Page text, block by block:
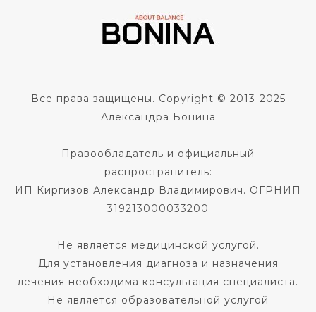
Все права защищены. Copyright © 2013-2025
Александра Бонина
Правообладатель и официальный
распространитель:
ИП Киргизов Александр Владимирович. ОГРНИП
319213000033200
Не является медицинской услугой.
Для установления диагноза и назначения
лечения необходима консультация специалиста.
Не является образовательной услугой